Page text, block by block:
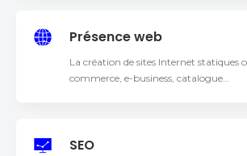
Présence web
La création de sites Internet statiques
commerce, e-business, catalogue…
SEO